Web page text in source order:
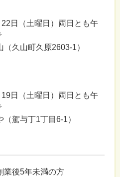
日（土曜日）両日とも午
久山町久原2603-1）
日（土曜日）両日とも午
駕与丁1丁目6-1）
業後5年未満の方